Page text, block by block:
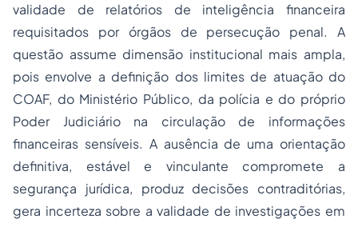
validade de relatórios de inteligência financeira
requisitados por órgãos de persecução penal. A
questão assume dimensão institucional mais ampla,
pois envolve a definição dos limites de atuação do
COAF, do Ministério Público, da polícia e do próprio
Poder Judiciário na circulação de informações
financeiras sensíveis. A ausência de uma orientação
definitiva, estável e vinculante compromete a
segurança jurídica, produz decisões contraditórias,
gera incerteza sobre a validade de investigações em